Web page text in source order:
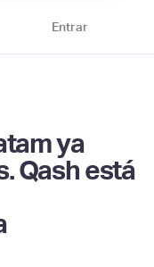
Entrar
ya
Qash está